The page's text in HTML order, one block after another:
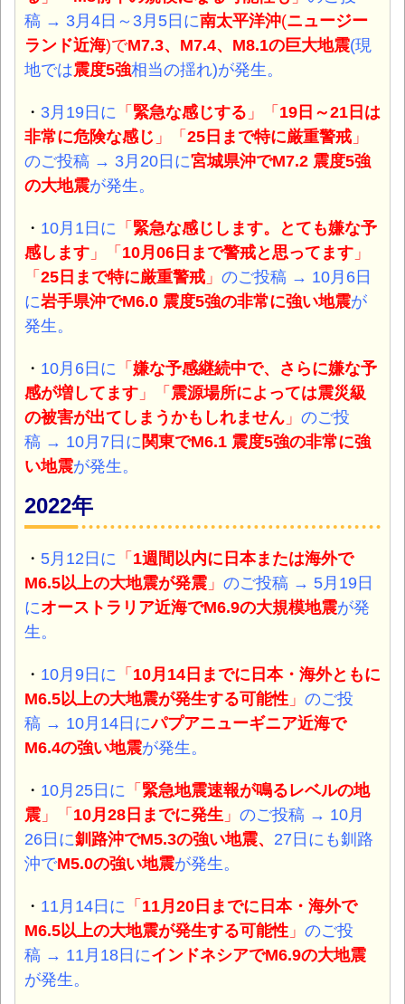
稿 → 3月4日～3月5日に南太平洋沖(ニュージー
ランド近海)でM7.3、M7.4、M8.1の巨大地震(現
地では震度5強相当の揺れ)が発生。
・ 3月19日に 「 緊急な感じする 」「 19日～21日は
非常に危険な感じ 」「 25日まで特に厳重警戒 」
のご投稿 → 3月20日に宮城県沖でM7.2 震度5強
の大地震が発生。
・ 10月1日に 「 緊急な感じします。とても嫌な予
感します 」「 10月06日まで警戒と思ってます 」
「 25日まで特に厳重警戒 」 のご投稿 → 10月6日
に岩手県沖でM6.0 震度5強の非常に強い地震が
発生。
・ 10月6日に 「 嫌な予感継続中で、さらに嫌な予
感が増してます 」「 震源場所によっては震災級
の被害が出てしまうかもしれません 」 のご投
稿 → 10月7日に関東でM6.1 震度5強の非常に強
い地震が発生。
2022年
・ 5月12日に 「 1週間以内に日本または海外で
M6.5以上の大地震が発震 」 のご投稿 → 5月19日
にオーストラリア近海でM6.9の大規模地震が発
生。
・ 10月9日に 「 10月14日までに日本・海外ともに
M6.5以上の大地震が発生する可能性 」 のご投
稿 → 10月14日にパプアニューギニア近海で
M6.4の強い地震が発生。
・ 10月25日に 「 緊急地震速報が鳴るレベルの地
震 」「 10月28日までに発生 」 のご投稿 → 10月
26日に釧路沖でM5.3の強い地震、 27日にも釧路
沖でM5.0の強い地震が発生。
・ 11月14日に 「 11月20日までに日本・海外で
M6.5以上の大地震が発生する可能性 」 のご投
稿 → 11月18日にインドネシアでM6.9の大地震
が発生。